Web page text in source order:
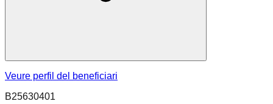
Veure perfil del beneficiari
B25630401